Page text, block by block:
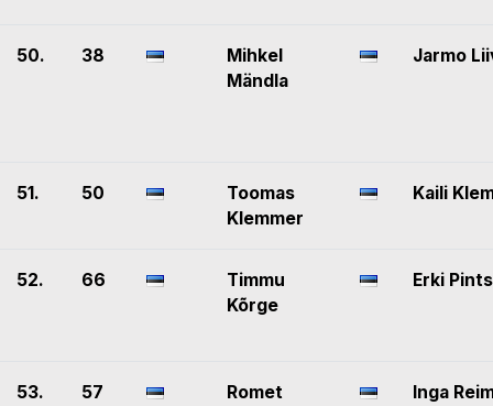
50. 38
Mihkel
Mändla
Jarmo
51. 50
Toomas
Klemmer
Kaili
52. 66
Timmu
Kõrge
Erki Pints
53. 57
Romet
Inga